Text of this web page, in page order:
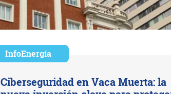
InfoEnergía
Ciberseguridad en Vaca Muerta: la